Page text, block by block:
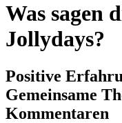
Was sagen
Jollydays?
Positive
Gemeinsame
Kommentaren